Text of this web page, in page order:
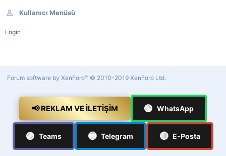
Kullanıcı Menüsü
Login
Forum software by XenForo™ © 2010-2019 XenForo Ltd.
📢 REKLAM VE İLETIŞIM 🟢 WhatsApp
🟣 Teams 🔵 Telegram 🔴 E-Posta